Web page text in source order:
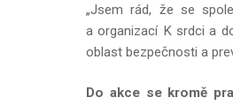
„Jsem rád, že se
a organizací K srdci a
oblast bezpečnosti a
Do akce se kromě